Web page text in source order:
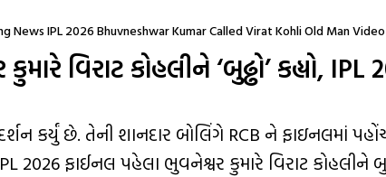
News IPL 2026 Bhuvneshwar Kumar Called Virat Kohli Old Man
વિરાટ કોહલીને ‘બુઢ્ઢો’ કહ્યો,
કર્યું છે. તેની શાનદાર બોલિંગે RCB ને ફાઇનલમાં
2026 ફાઈનલ પહેલા ભુવનેશ્વર કુમારે વિરાટ કોહલીને